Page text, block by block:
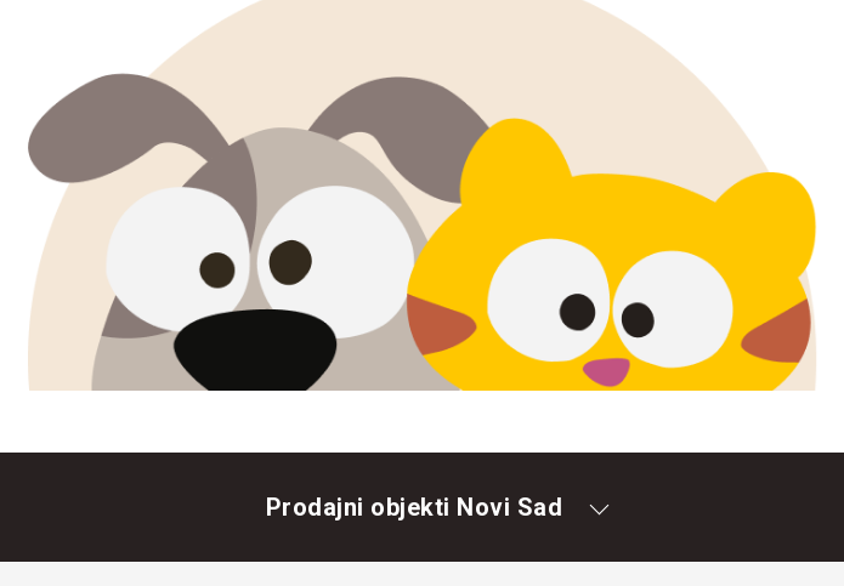
Prodajni objekti Novi Sad